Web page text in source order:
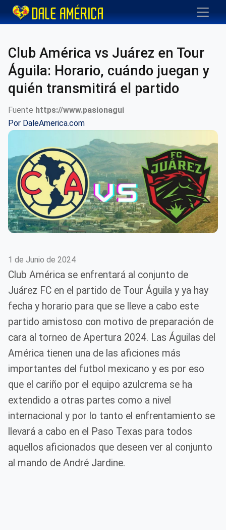
Club América vs Juárez en Tour
Águila: Horario, cuándo juegan y
quién transmitirá el partido
Fuente https://www.pasionagui
Por DaleAmerica.com
1 de Junio de 2024
Club América se enfrentará al conjunto de
Juárez FC en el partido de Tour Águila y ya hay
fecha y horario para que se lleve a cabo este
partido amistoso con motivo de preparación de
cara al torneo de Apertura 2024. Las Águilas del
América tienen una de las aficiones más
importantes del futbol mexicano y es por eso
que el cariño por el equipo azulcrema se ha
extendido a otras partes como a nivel
internacional y por lo tanto el enfrentamiento se
llevará a cabo en el Paso Texas para todos
aquellos aficionados que deseen ver al conjunto
al mando de André Jardine.